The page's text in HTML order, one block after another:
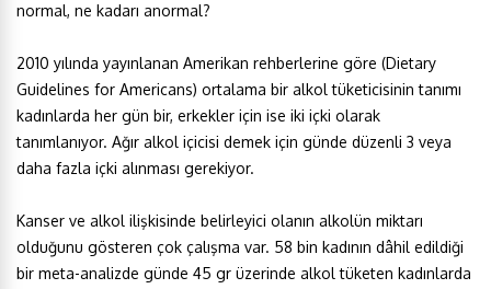
normal, ne kadarı anormal?
2010 yılında yayınlanan Amerikan rehberlerine göre (Dietary
Guidelines for Americans) ortalama bir alkol tüketicisinin tanımı
kadınlarda her gün bir, erkekler için ise iki içki olarak
tanımlanıyor. Ağır alkol içicisi demek için günde düzenli 3 veya
daha fazla içki alınması gerekiyor.
Kanser ve alkol ilişkisinde belirleyici olanın alkolün miktarı
olduğunu gösteren çok çalışma var. 58 bin kadının dâhil edildiği
bir meta-analizde günde 45 gr üzerinde alkol tüketen kadınlarda